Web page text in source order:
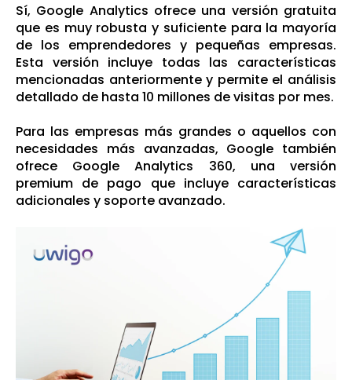
Sí, Google Analytics ofrece una versión gratuita
que es muy robusta y suficiente para la mayoría
de los emprendedores y pequeñas empresas.
Esta versión incluye todas las características
mencionadas anteriormente y permite el análisis
detallado de hasta 10 millones de visitas por mes.
Para las empresas más grandes o aquellos con
necesidades más avanzadas, Google también
ofrece Google Analytics 360, una versión
premium de pago que incluye características
adicionales y soporte avanzado.